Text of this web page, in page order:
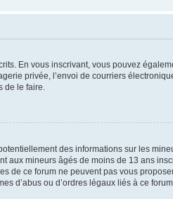
En vous inscrivant, vous pouvez
privée, l’envoi de courriers
de le faire.
des informations sur les
aux mineurs âgés de moins de 13 ans
de ce forum ne peuvent pas vous
d’abus ou d’ordres légaux liés à ce forum